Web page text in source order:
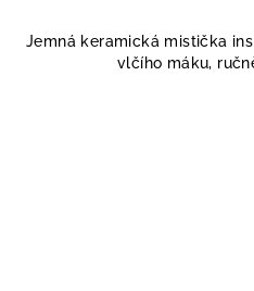
Jemná keramická mistička
vlčího máku,